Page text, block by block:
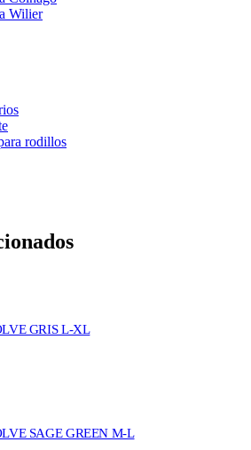
Wilier
rodillos
GRIS L-XL
SAGE GREEN M-L